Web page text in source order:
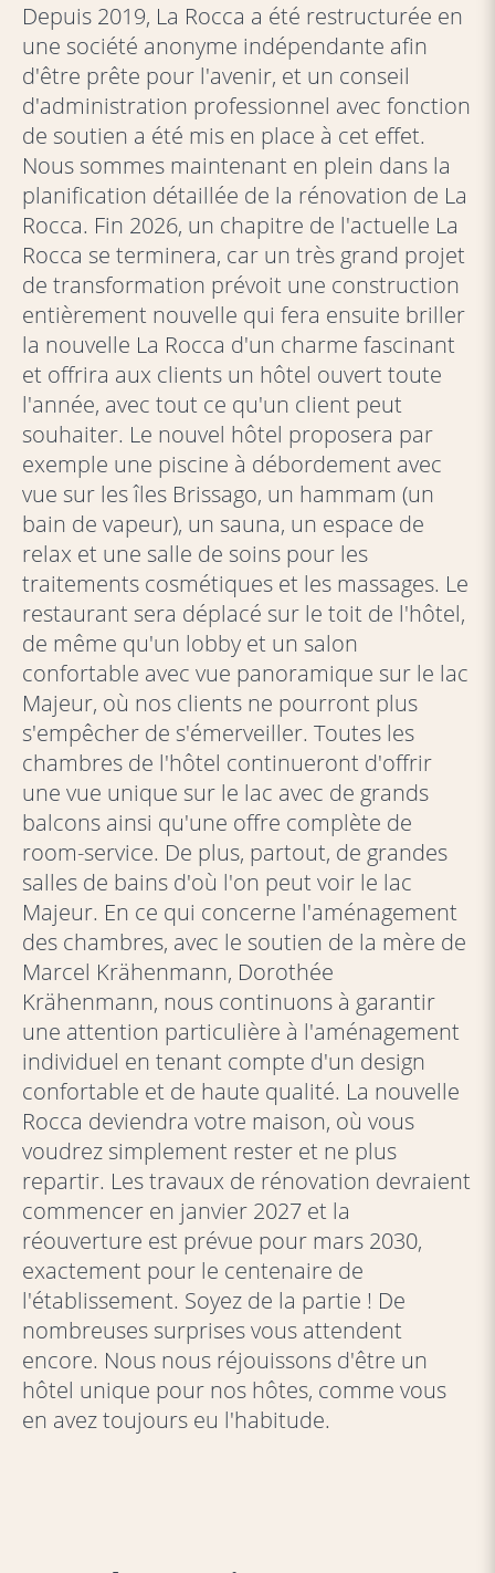
Depuis 2019, La Rocca a été restructurée en
une société anonyme indépendante afin
d'être prête pour l'avenir, et un conseil
d'administration professionnel avec fonction
de soutien a été mis en place à cet effet.
Nous sommes maintenant en plein dans la
planification détaillée de la rénovation de La
Rocca. Fin 2026, un chapitre de l'actuelle La
Rocca se terminera, car un très grand projet
de transformation prévoit une construction
entièrement nouvelle qui fera ensuite briller
la nouvelle La Rocca d'un charme fascinant
et offrira aux clients un hôtel ouvert toute
l'année, avec tout ce qu'un client peut
souhaiter. Le nouvel hôtel proposera par
exemple une piscine à débordement avec
vue sur les îles Brissago, un hammam (un
bain de vapeur), un sauna, un espace de
relax et une salle de soins pour les
traitements cosmétiques et les massages. Le
restaurant sera déplacé sur le toit de l'hôtel,
de même qu'un lobby et un salon
confortable avec vue panoramique sur le lac
Majeur, où nos clients ne pourront plus
s'empêcher de s'émerveiller. Toutes les
chambres de l'hôtel continueront d'offrir
une vue unique sur le lac avec de grands
balcons ainsi qu'une offre complète de
room-service. De plus, partout, de grandes
salles de bains d'où l'on peut voir le lac
Majeur. En ce qui concerne l'aménagement
des chambres, avec le soutien de la mère de
Marcel Krähenmann, Dorothée
Krähenmann, nous continuons à garantir
une attention particulière à l'aménagement
individuel en tenant compte d'un design
confortable et de haute qualité. La nouvelle
Rocca deviendra votre maison, où vous
voudrez simplement rester et ne plus
repartir. Les travaux de rénovation devraient
commencer en janvier 2027 et la
réouverture est prévue pour mars 2030,
exactement pour le centenaire de
l'établissement. Soyez de la partie ! De
nombreuses surprises vous attendent
encore. Nous nous réjouissons d'être un
hôtel unique pour nos hôtes, comme vous
en avez toujours eu l'habitude.